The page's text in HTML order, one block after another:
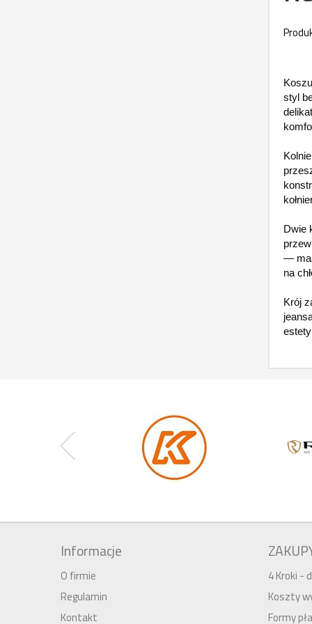
styl
Dwie
—
na
Krój
Informacje
O firmie
Regulamin
Kontakt
4 Kroki -
Koszty
Formy